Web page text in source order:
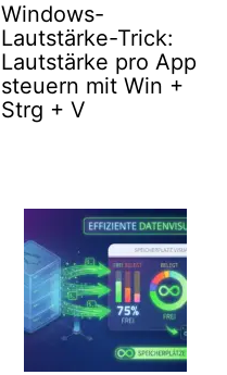
Windows-
Lautstärke-Trick:
Lautstärke pro App
steuern mit Win +
Strg + V